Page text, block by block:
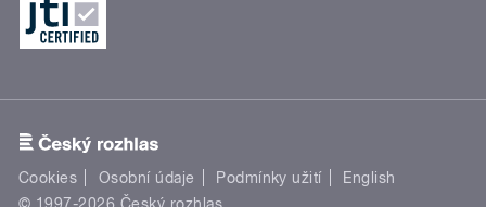
Cookies Osobní údaje Podmínky užití
English
© 1997-2026 Český rozhlas